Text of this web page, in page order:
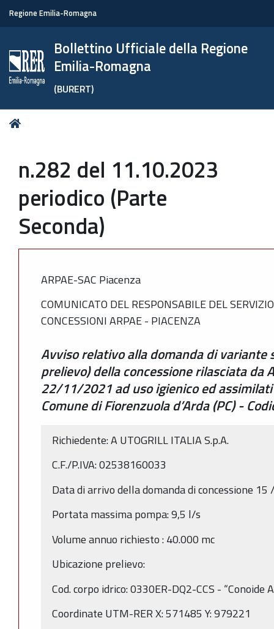
Regione Emilia-Romagna
Bollettino Ufficiale della Regione
Emilia-Romagna
(BURERT)
Tu
n.282 del 11.10.2023
periodico (Parte
Seconda)
ARPAE-SAC Piacenza
COMUNICATO DEL RESPONSABILE DEL
CONCESSIONI ARPAE - PIACENZA
Avviso relativo alla domanda di variante
prelievo) della concessione rilasciata da
22/11/2021 ad uso igienico ed
Comune di Fiorenzuola d’Arda (PC) -
Richiedente: A UTOGRILL ITALIA S.p.A.
C.F./P.IVA: 02538160033
Data di arrivo della domanda di concessione
Portata massima pompa: 9,5 l/s
Volume annuo richiesto : 40.000 mc
Ubicazione prelievo:
Cod. corpo idrico: 0330ER-DQ2-CCS -
Coordinate UTM-RER X: 571485 Y: 979221